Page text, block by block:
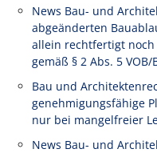
News Bau- und
abgeänderten
allein rechtfertigt
gemäß § 2 Abs. 5 VOB/
Bau und
genehmigungsfähige
nur bei mangelfreier
News Bau- und